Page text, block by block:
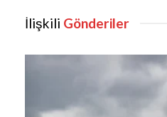
İlişkili Gönderiler